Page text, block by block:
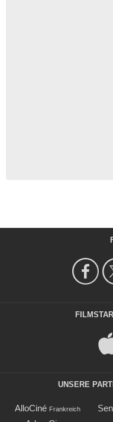
UNSERE
AlloCiné Frankreich